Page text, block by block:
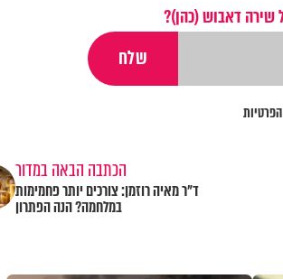
שירה דאבוש (כהן)?
הכתבה הבאה במדור
ד"ר מאיה רוזמן: צורכים יותר פחמימות
במלחמה? הנה הפתרון